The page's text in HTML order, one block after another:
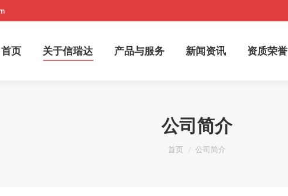
首页 关于信瑞达 产品与服务 新闻资讯 资质荣誉
公司简介
您在这里：
首页 公司简介